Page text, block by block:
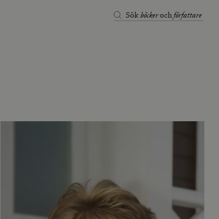
Sökböckerochförfattare